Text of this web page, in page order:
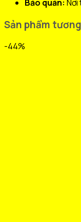
Bảo quản:
Sản phẩm
-44%